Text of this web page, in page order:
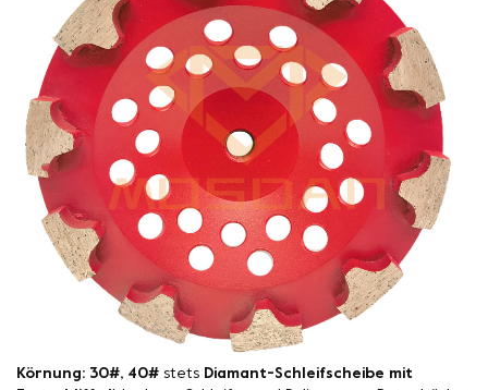
Körnung: 30#, 40# stets Diamant-Schleifscheibe mit